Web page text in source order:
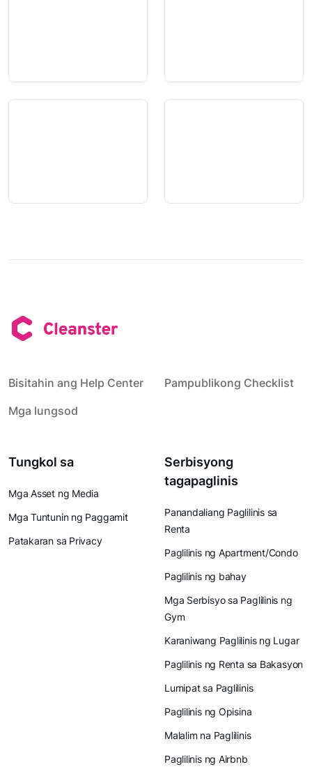
Bisitahin ang Help Center
Pampublikong Checklist
Mga lungsod
Tungkol sa
Mga Asset ng Media
Mga Tuntunin ng Paggamit
Patakaran sa Privacy
Serbisyong
tagapaglinis
Panandaliang Paglilinis sa
Renta
Paglilinis ng Apartment/Condo
Paglilinis ng bahay
Mga Serbisyo sa Paglilinis ng
Gym
Karaniwang Paglilinis ng Lugar
Paglilinis ng Renta sa Bakasyon
Lumipat sa Paglilinis
Paglilinis ng Opisina
Malalim na Paglilinis
Paglilinis ng Airbnb